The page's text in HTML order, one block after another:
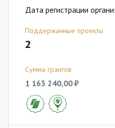
Дата регистрации
Поддержанные проекты
2
Сумма грантов
1 163 240,00 ₽